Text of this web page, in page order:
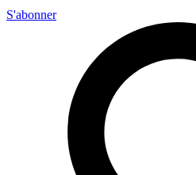
S'abonner